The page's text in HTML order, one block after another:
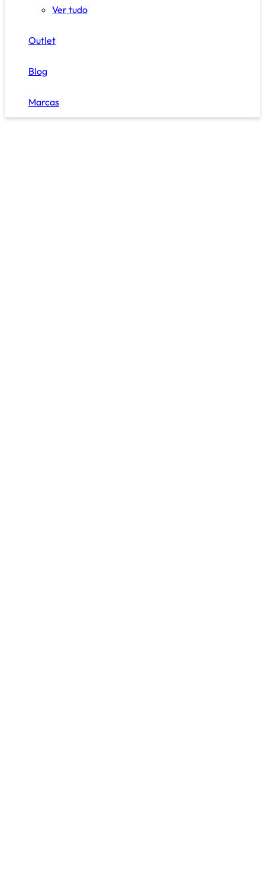
Ver tudo
Outlet
Blog
Marcas